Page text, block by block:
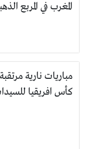
المغرب في المربع
مباريات نارية
كأس افريقيا للسيدات